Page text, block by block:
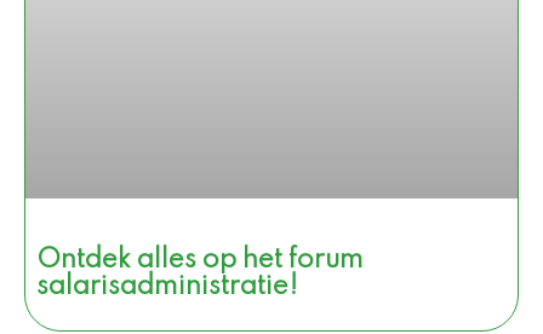
Ontdek alles op het forum
salarisadministratie!